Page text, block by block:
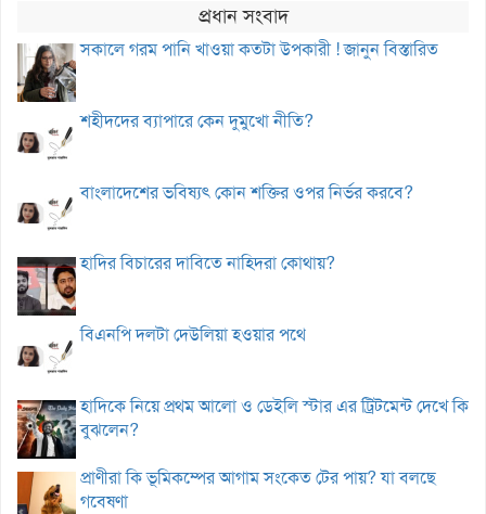
প্রধান সংবাদ
সকালে গরম পানি খাওয়া কতটা উপকারী ! জানুন বিস্তারিত
শহীদদের ব্যাপারে কেন দুমুখো নীতি?
বাংলাদেশের ভবিষ্যৎ কোন শক্তির ওপর নির্ভর করবে?
হাদির বিচারের দাবিতে নাহিদরা কোথায়?
বিএনপি দলটা দেউলিয়া হওয়ার পথে
হাদিকে নিয়ে প্রথম আলো ও ডেইলি স্টার এর ট্রিটমেন্ট দেখে কি
বুঝলেন?
প্রাণীরা কি ভূমিকম্পের আগাম সংকেত টের পায়? যা বলছে
গবেষণা